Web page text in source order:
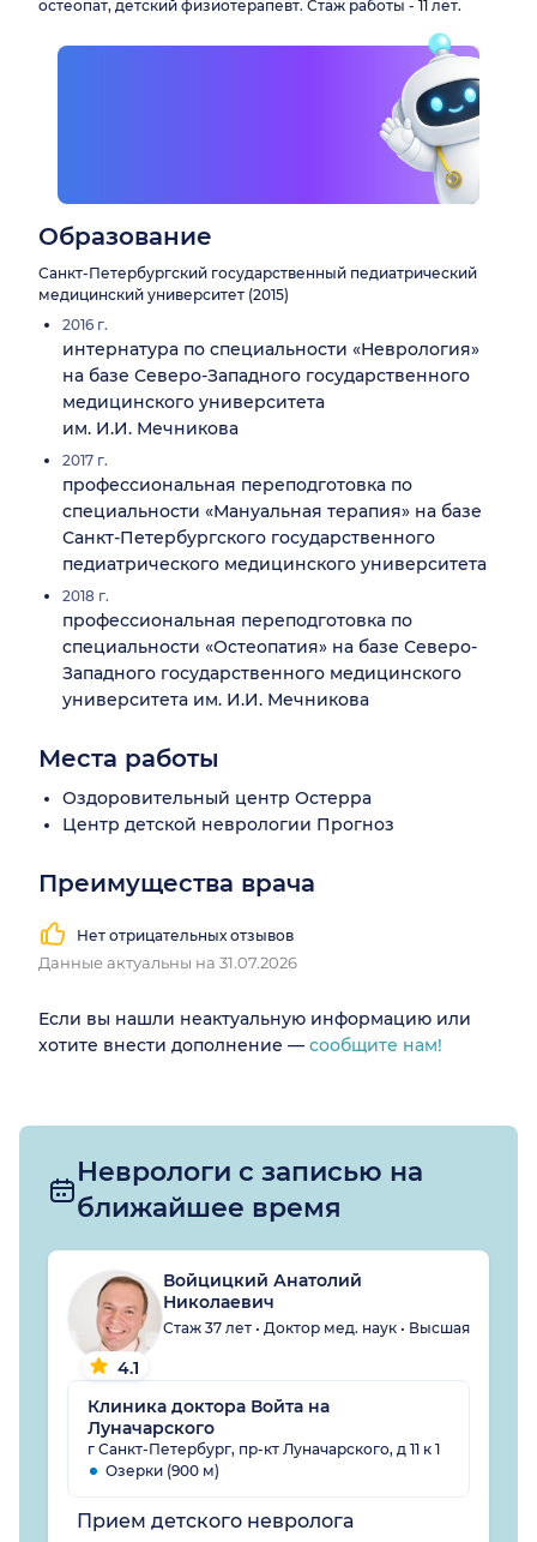
остеопат, детский физиотерапевт. Стаж работы - 11 лет.
Образование
Санкт-Петербургский государственный педиатрический
медицинский университет (2015)
2016 г.
интернатура по специальности «Неврология»
на базе Северо-Западного государственного
медицинского университета
им. И.И. Мечникова
2017 г.
профессиональная переподготовка по
специальности «Мануальная терапия» на базе
Санкт-Петербургского государственного
педиатрического медицинского университета
2018 г.
профессиональная переподготовка по
специальности «Остеопатия» на базе Северо-
Западного государственного медицинского
университета им. И.И. Мечникова
Места работы
Оздоровительный центр Остерра
Центр детской неврологии Прогноз
Преимущества врача
Нет отрицательных отзывов
Данные актуальны на 31.07.2026
Если вы нашли неактуальную информацию или
хотите внести дополнение — сообщите нам!
Неврологи с записью на
ближайшее время
4.1
Войцицкий Анатолий
Николаевич
Стаж 37 лет • Доктор мед. наук • Высшая
Клиника доктора Войта на
Луначарского
г Санкт-Петербург, пр-кт Луначарского, д 11 к 1
Озерки (900 м)
Прием детского невролога